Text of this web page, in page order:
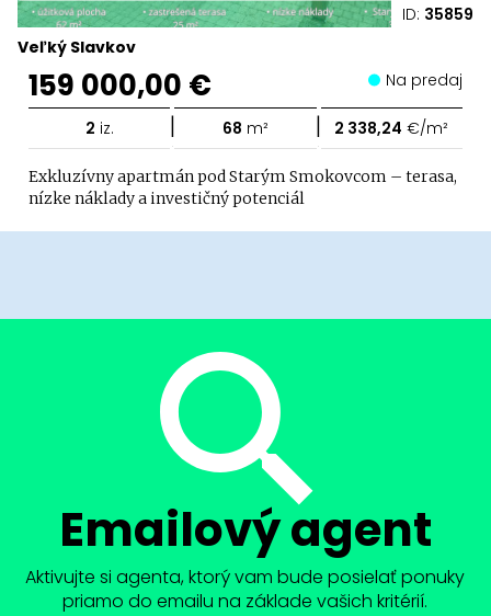
ID: 35859
Veľký Slavkov
159 000,00 € Na predaj
2 iz. | 68 m² | 2 338,24 €/m²
Exkluzívny apartmán pod Starým Smokovcom – terasa,
nízke náklady a investičný potenciál
Emailový agent
Aktivujte si agenta, ktorý vam bude posielať ponuky
priamo do emailu na základe vašich kritérií.